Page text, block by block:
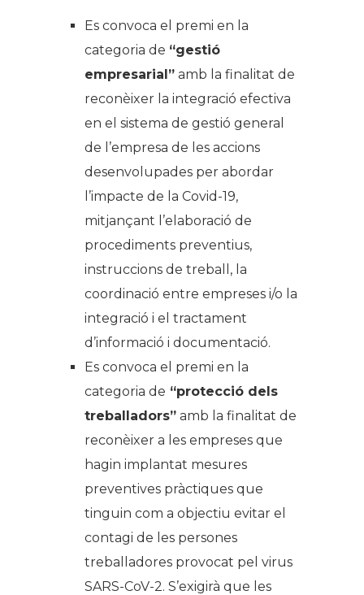
Es convoca el premi en la
categoria de “gestió
empresarial” amb la finalitat de
reconèixer la integració efectiva
en el sistema de gestió general
de l’empresa de les accions
desenvolupades per abordar
l’impacte de la Covid-19,
mitjançant l’elaboració de
procediments preventius,
instruccions de treball, la
coordinació entre empreses i/o la
integració i el tractament
d’informació i documentació.
Es convoca el premi en la
categoria de “protecció dels
treballadors” amb la finalitat de
reconèixer a les empreses que
hagin implantat mesures
preventives pràctiques que
tinguin com a objectiu evitar el
contagi de les persones
treballadores provocat pel virus
SARS-CoV-2. S’exigirà que les